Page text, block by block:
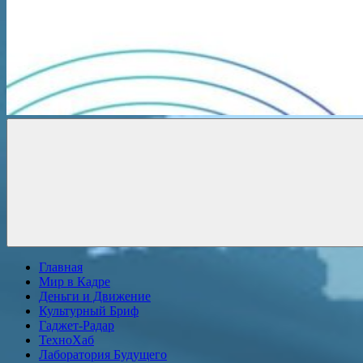
Главная
Мир в Кадре
Деньги и Движение
Культурный Бриф
Гаджет-Радар
ТехноХаб
Лаборатория Будущего